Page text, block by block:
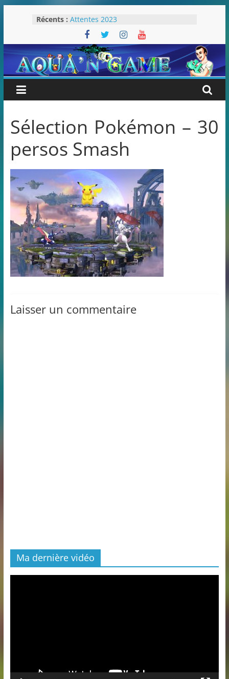
Récents : Attentes 2023
Rétrospective 2022
« Splatoon 3 est-il nécessaire ? »
« Dans les coulisses des JV Harry
Potter »
Pokémon Écarlate : ceci est une
révolution (ou pas) !
Sélection Pokémon – 30
persos Smash
Laisser un commentaire
Ma dernière vidéo